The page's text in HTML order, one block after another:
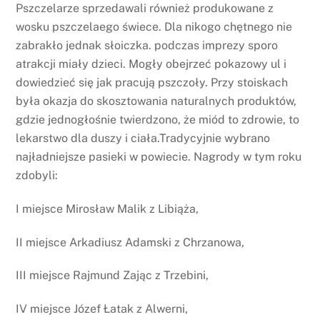
Pszczelarze sprzedawali również produkowane z
wosku pszczelaego świece. Dla nikogo chętnego nie
zabrakło jednak słoiczka. podczas imprezy sporo
atrakcji miały dzieci. Mogły obejrzeć pokazowy ul i
dowiedzieć się jak pracują pszczoły. Przy stoiskach
była okazja do skosztowania naturalnych produktów,
gdzie jednogłośnie twierdzono, że miód to zdrowie, to
lekarstwo dla duszy i ciała.Tradycyjnie wybrano
najładniejsze pasieki w powiecie. Nagrody w tym roku
zdobyli:
I miejsce Mirosław Malik z Libiąża,
II miejsce Arkadiusz Adamski z Chrzanowa,
III miejsce Rajmund Zając z Trzebini,
IV miejsce Józef Łatak z Alwerni,